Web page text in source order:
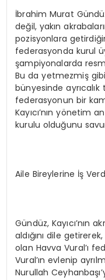
İbrahim Murat
değil, yakın
pozisyonlara
federasyonda kurul
şampiyonalarda
Bu da yetmezmiş
bünyesinde ayrıcalık
federasyonun bir
Kayıcı’nın yönetim
kurulu olduğunu
Aile Bireylerine İş
Gündüz, Kayıcı’nın
aldığını dile getirerek,
olan Havva Vural’ı
Vural’ın evlenip
Nurullah